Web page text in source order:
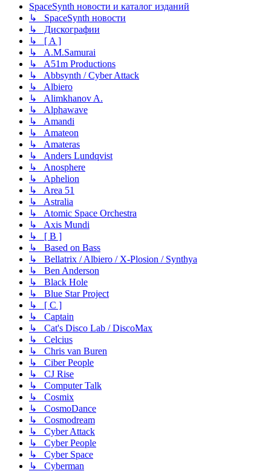
SpaceSynth новости и каталог изданий
↳ SpaceSynth новости
↳ Дискографии
↳ [ A ]
↳ A.M.Samurai
↳ A51m Productions
↳ Abbsynth / Cyber Attack
↳ Albiero
↳ Alimkhanov A.
↳ Alphawave
↳ Amandi
↳ Amateon
↳ Amateras
↳ Anders Lundqvist
↳ Anosphere
↳ Aphelion
↳ Area 51
↳ Astralia
↳ Atomic Space Orchestra
↳ Axis Mundi
↳ [ B ]
↳ Based on Bass
↳ Bellatrix / Albiero / X-Plosion / Synthya
↳ Ben Anderson
↳ Black Hole
↳ Blue Star Project
↳ [ C ]
↳ Captain
↳ Cat's Disco Lab / DiscoMax
↳ Celcius
↳ Chris van Buren
↳ Ciber People
↳ CJ Rise
↳ Computer Talk
↳ Cosmix
↳ CosmoDance
↳ Cosmodream
↳ Cyber Attack
↳ Cyber People
↳ Cyber Space
↳ Cyberman